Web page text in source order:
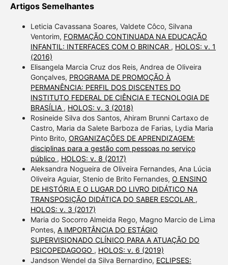
Artigos Semelhantes
Leticia Cavassana Soares, Valdete Côco, Silvana
Ventorim, FORMAÇÃO CONTINUADA NA EDUCAÇÃO
INFANTIL: INTERFACES COM O BRINCAR , HOLOS: v. 1
(2016)
Elisangela Marcia Cruz dos Reis, Andrea de Oliveira
Gonçalves, PROGRAMA DE PROMOÇÃO À
PERMANÊNCIA: PERFIL DOS DISCENTES DO
INSTITUTO FEDERAL DE CIÊNCIA E TECNOLOGIA DE
BRASÍLIA , HOLOS: v. 3 (2018)
Rosineide Silva dos Santos, Ahiram Brunni Cartaxo de
Castro, Maria da Salete Barboza de Farias, Lydia Maria
Pinto Brito, ORGANIZAÇÕES DE APRENDIZAGEM:
disciplinas para a gestão com pessoas no serviço
público , HOLOS: v. 8 (2017)
Aleksandra Nogueira de Oliveira Fernandes, Ana Lúcia
Oliveira Aguiar, Stenio de Brito Fernandes, O ENSINO
DE HISTÓRIA E O LUGAR DO LIVRO DIDÁTICO NA
TRANSPOSIÇÃO DIDÁTICA DO SABER ESCOLAR ,
HOLOS: v. 3 (2017)
Maria do Socorro Almeida Rego, Magno Marcio de Lima
Pontes, A IMPORTÂNCIA DO ESTÁGIO
SUPERVISIONADO CLÍNICO PARA A ATUAÇÃO DO
PSICOPEDAGOGO , HOLOS: v. 6 (2019)
Jandson Wendel da Silva Bernardino, ECLIPSES: